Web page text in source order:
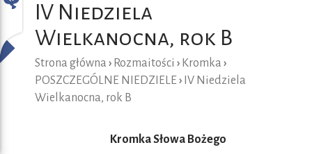
IV Niedziela
Wielkanocna, rok B
Strona główna › Rozmaitości › Kromka ›
POSZCZEGÓLNE NIEDZIELE› IV Niedziela
Wielkanocna, rok B
Kromka Słowa Bożego